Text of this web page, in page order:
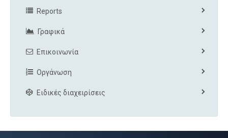
Reports
Γραφικά
Επικοινωνία
Οργάνωση
Ειδικές διαχειρίσεις